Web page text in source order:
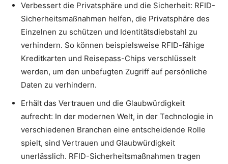
Verbessert die Privatsphäre und die Sicherheit: RFID-
Sicherheitsmaßnahmen helfen, die Privatsphäre des
Einzelnen zu schützen und Identitätsdiebstahl zu
verhindern. So können beispielsweise RFID-fähige
Kreditkarten und Reisepass-Chips verschlüsselt
werden, um den unbefugten Zugriff auf persönliche
Daten zu verhindern.
Erhält das Vertrauen und die Glaubwürdigkeit
aufrecht: In der modernen Welt, in der Technologie in
verschiedenen Branchen eine entscheidende Rolle
spielt, sind Vertrauen und Glaubwürdigkeit
unerlässlich. RFID-Sicherheitsmaßnahmen tragen